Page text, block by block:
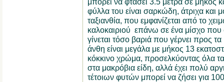
φύλλα του είναι σαρκώδη, άτριχα και
ταξιανθία, που εμφανίζεται από το
καλοκαιριού επάνω σε ένα μίσχο που
γίνεται τόσο βαριά που γέρνει προς
άνθη είναι μεγάλα με μήκος 13
κόκκινο χρώμα, προσελκύοντας όλα
στα μακρόβια είδη, αλλά έχει πολύ
τέτοιων φυτών μπορεί να ζήσει για